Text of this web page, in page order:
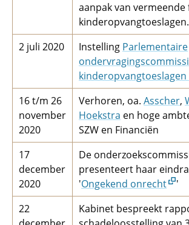
aanpak van vermeende
kinderopvangtoeslagen.
2 juli 2020
Instelling Parlementaire
kinderopvangtoeslagen
16 t/m 26
november
2020
Verhoren, oa. Asscher,
Hoekstra en hoge
SZW en Financiën
17
december
2020
De
presenteert haar
'Ongekend onrecht
'
22
Kabinet bespreekt